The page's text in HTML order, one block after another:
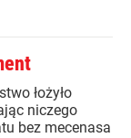
łożyło
niczego
bez mecenasa